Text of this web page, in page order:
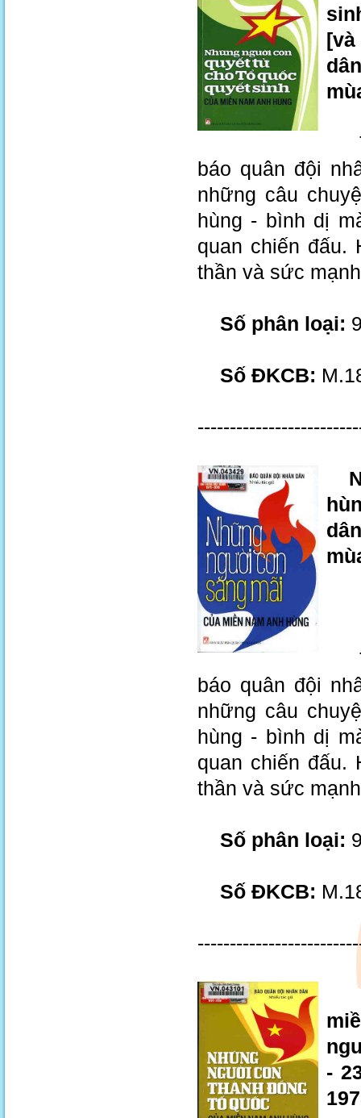
[và
báo quân đội
những câu
hùng - bình dị
quan chiến đấu.
thần và sức
Số phân loại:
Số ĐKCB:
báo quân đội
những câu
hùng - bình dị
quan chiến đấu.
thần và sức
Số phân loại:
Số ĐKCB:
-